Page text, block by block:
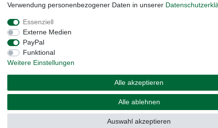
Verwendung personenbezogener Daten in unserer
Essenziell
Externe Medien
PayPal
Funktional
Weitere Einstellungen
Alle akzeptieren
Alle ablehnen
Auswahl akzeptieren